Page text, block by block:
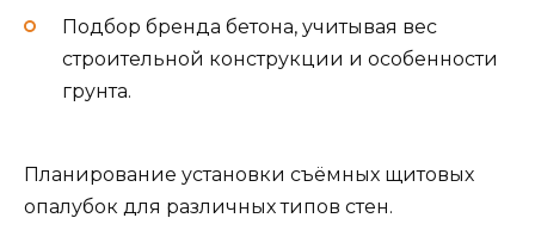
Подбор бренда бетона, учитывая вес
строительной конструкции и особенности
грунта.
Планирование установки съёмных щитовых
опалубок для различных типов стен.